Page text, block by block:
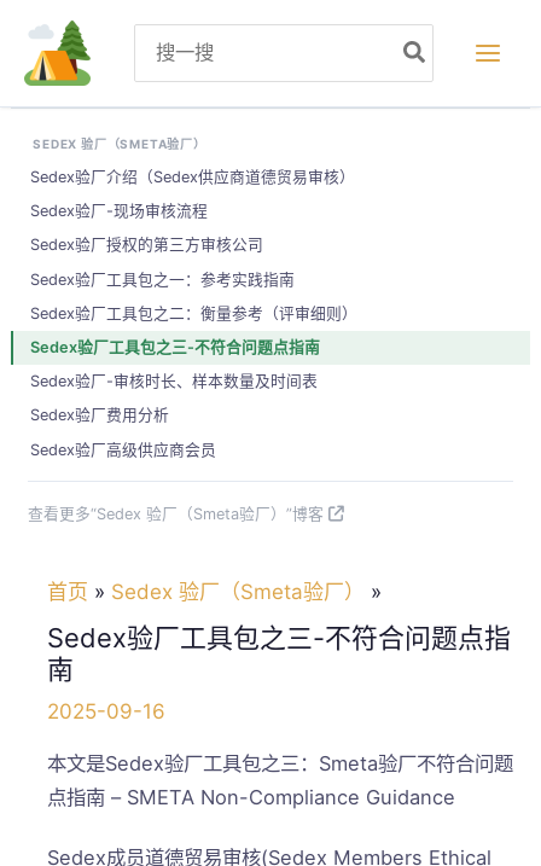
for:
SEDEX 验厂（SMETA验厂）
Sedex验厂介绍（Sedex供应商道德贸易审核）
Sedex验厂-现场审核流程
Sedex验厂授权的第三方审核公司
Sedex验厂工具包之一：参考实践指南
Sedex验厂工具包之二：衡量参考（评审细则）
Sedex验厂工具包之三-不符合问题点指南
Sedex验厂-审核时长、样本数量及时间表
Sedex验厂费用分析
Sedex验厂高级供应商会员
查看更多“Sedex 验厂（Smeta验厂）”博客
首页 Sedex 验厂（Smeta验厂）
Sedex验厂工具包之三-不符合问题点指
南
2025-09-16
本文是Sedex验厂工具包之三：Smeta验厂不符合问题
点指南 – SMETA Non-Compliance Guidance
Sedex成员道德贸易审核(Sedex Members Ethical